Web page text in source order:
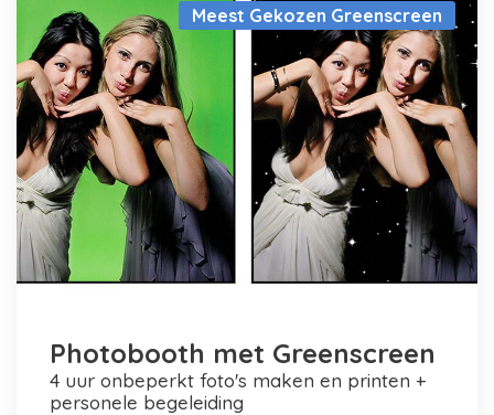
Meest Gekozen Greenscreen
Photobooth met Greenscreen
4 uur onbeperkt foto's maken en printen +
personele begeleiding